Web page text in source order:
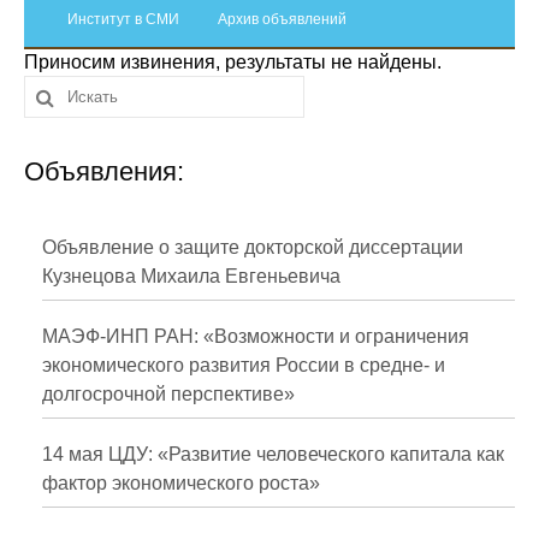
Отчетность
Противодействие коррупции
Материалы для СМИ
Публикации
Научная жизнь
Проблемы прогнозирования
О журнале
Номера журналов
Институт в СМИ Архив объявлений
Приносим извинения, результаты не найдены.
Объявления:
Объявление о защите докторской диссертации
Кузнецова Михаила Евгеньевича
МАЭФ-ИНП РАН: «Возможности и ограничения
экономического развития России в средне- и
долгосрочной перспективе»
14 мая ЦДУ: «Развитие человеческого капитала как
фактор экономического роста»